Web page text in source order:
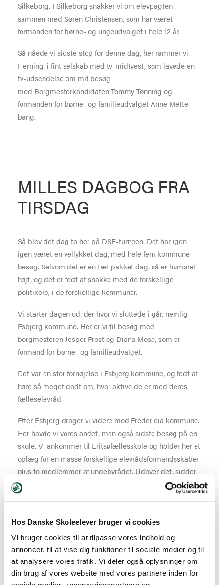
Hos Danske Skoleelever bruger vi cookies
Vi bruger cookies til at tilpasse vores indhold og
annoncer, til at vise dig funktioner til sociale medier og til
at analysere vores trafik. Vi deler også oplysninger om
din brug af vores website med vores partnere inden for
Silkeborg. I Silkeborg snakker vi om elevpagten
sammen med Søren Christensen, som har været
formanden for børne- og ungeudvalget i hele 12 år.
Så nåede vi sidste stop for denne dag, her rammer vi
Herning, i fint selskab med tv-midtvest, som lavede en
tv-udsendelse om mit besøg
med Borgmesterkandidaten Tommy Tønning og
formanden for børne- og familieudvalget Anne Mette
bang.
MILLES DAGBOG FRA
TIRSDAG
Så blev det dag to her på DSE-turneen. Det har igen
igen været en vellykket dag, med hele fem kommune
besøg. Selvom det er en tæt pakket dag, så er humøret
højt, og det er fedt at snakke med de forskellige
politikere, i de forskellige kommuner.
Vi starter dagen ud, der hvor vi sluttede i går, nemlig
Esbjerg kommune. Her er vi til besøg med
borgmesteren Jesper Frost og Diana Mose, som er
formand for børne- og familieudvalget.
Det var en stor fornøjelse i Esbjerg kommune, og fedt at
høre så meget godt om, hvor aktive de er med deres
fælleselevråd
Efter Esbjerg drager vi videre mod Fredericia kommune.
Her havde vi vores andet, men også sidste besøg på en
skole. Vi ankommer til Eritsøfællesskole og holder her et
oplæg for en masse forskellige elevrådsformandsskaber
plus to medlemmer af ungebyrådet. Udover det, sidder
borgmesteren Steen Wrist og formanden for børne- og
skoleudvalget Ole Steen Hansen.
Vi sluttede besøget godt af i Fredericia, og var positivt
mere Elevinddragelse i kommune, blandt at holde 4
elevrådstopmøder, sammen med nogen af
lokalpolitikerne.